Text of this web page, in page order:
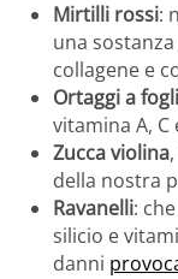
Mirtilli rossi:
una
collagene e
Ortaggi a
vitamina A, C
Zucca violina
della nostra
Ravanelli:
silicio e
danni